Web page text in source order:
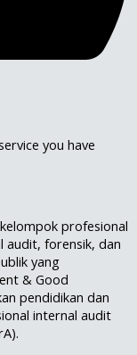
you have
profesional
audit, forensik, dan
yang
& Good
pendidikan dan
internal audit